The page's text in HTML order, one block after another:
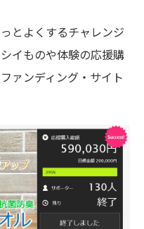
ご案内
組み
とよくするチャレンジ
イものや体験の応援購
ァンディング・サイト